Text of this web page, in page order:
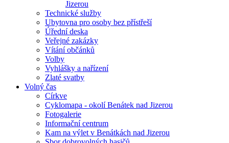
Jizerou
Technické služby
Ubytovna pro osoby bez přístřeší
Úřední deska
Veřejné zakázky
Vítání občánků
Volby
Vyhlášky a nařízení
Zlaté svatby
Volný čas
Církve
Cyklomapa - okolí Benátek nad Jizerou
Fotogalerie
Informační centrum
Kam na výlet v Benátkách nad Jizerou